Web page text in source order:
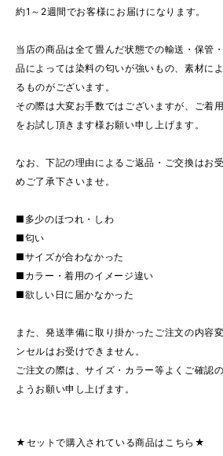
約1～2週間でお客様にお届けになります。
当店の商品は全て畳んだ状態での輸送・保管
品によっては染料の匂いが強いもの、素材に
るものがございます。
その際は大変お手数ではございますが、ご着
をお試し頂きます様お願い申し上げます。
なお、下記の理由によるご返品・ご交換はお
めご了承下さいませ。
■多少のほつれ・しわ
■匂い
■サイズが合わなかった
■カラー・着用のイメージ違い
■欲しい日に届かなかった
また、発送準備に取り掛かったご注文の内容
ンセルはお受けできません。
ご注文の際は、サイズ・カラー等よくご確認
ようお願い申し上げます。
★セットで購入されている商品はこちら★